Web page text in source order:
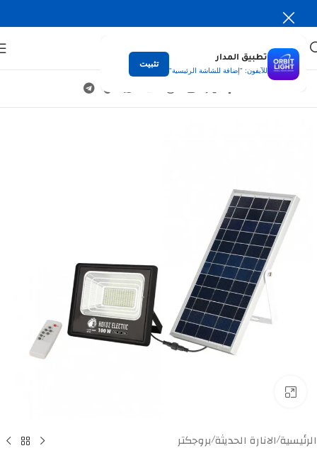
تطبيق المدار
للآيفون: "إضافة للشاشة الرئيسية"
تثبيت
الرئيسية/الانارة الحديثة/بروجكتر